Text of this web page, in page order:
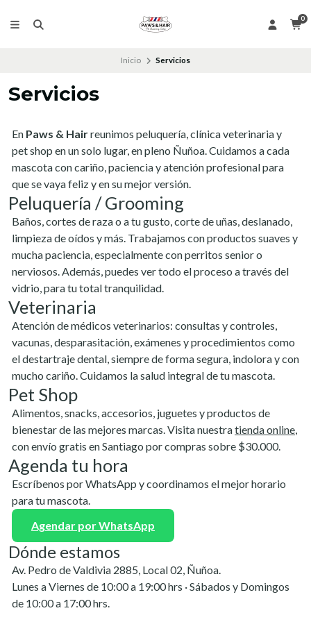
0
Inicio Servicios
Servicios
En Paws & Hairreunimos peluquería, clínica veterinaria y
pet shop en un solo lugar, en pleno Ñuñoa. Cuidamos a cada
mascota con cariño, paciencia y atención profesional para
que se vaya feliz y en su mejor versión.
Peluquería / Grooming
Baños, cortes de raza o a tu gusto, corte de uñas, deslanado,
limpieza de oídos y más. Trabajamos con productos suaves y
mucha paciencia, especialmente con perritos senior o
nerviosos. Además, puedes ver todo el proceso a través del
vidrio, para tu total tranquilidad.
Veterinaria
Atención de médicos veterinarios: consultas y controles,
vacunas, desparasitación, exámenes y procedimientos como
el destartraje dental, siempre de forma segura, indolora y con
mucho cariño. Cuidamos la salud integral de tu mascota.
Pet Shop
Alimentos, snacks, accesorios, juguetes y productos de
bienestar de las mejores marcas. Visita nuestratienda online,
con envío gratis en Santiago por compras sobre $30.000.
Agenda tu hora
Escríbenos por WhatsApp y coordinamos el mejor horario
para tu mascota.
Agendar por WhatsApp
Dónde estamos
Av. Pedro de Valdivia 2885, Local 02, Ñuñoa.
Lunes a Viernes de 10:00 a 19:00 hrs · Sábados y Domingos
de 10:00 a 17:00 hrs.